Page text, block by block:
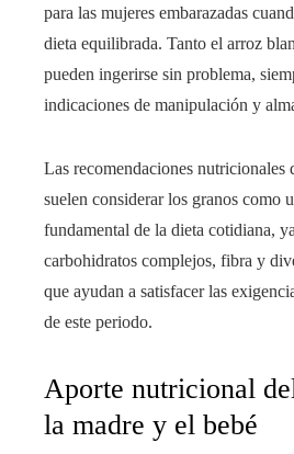
para las mujeres embarazadas
dieta equilibrada. Tanto el arroz
pueden ingerirse sin problema,
indicaciones de manipulación y
Las recomendaciones nutricionales
suelen considerar los granos como
fundamental de la dieta cotidiana,
carbohidratos complejos, fibra y
que ayudan a satisfacer las
de este periodo.
Aporte nutricional
la madre y el bebé